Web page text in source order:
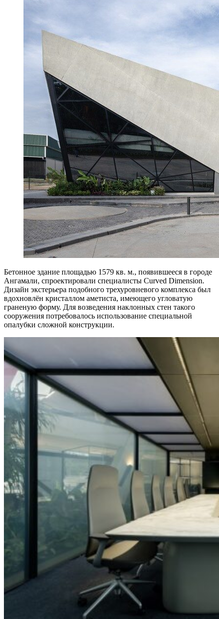
Бетонное здание площадью 1579 кв. м., появившееся в городе
Ангамали, спроектировали специалисты Curved Dimension.
Дизайн экстерьера подобного трехуровневого комплекса был
вдохновлён кристаллом аметиста, имеющего угловатую
граненую форму. Для возведения наклонных стен такого
сооружения потребовалось использование специальной
опалубки сложной конструкции.